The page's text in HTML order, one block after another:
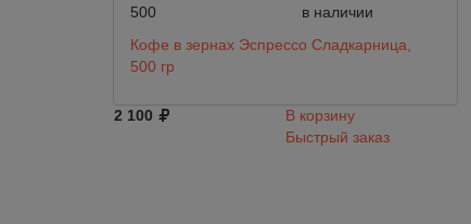
500
в наличии
Кофе в зернах Эспрессо Сладкарница,
500 гр
2 100
В корзину
Быстрый заказ